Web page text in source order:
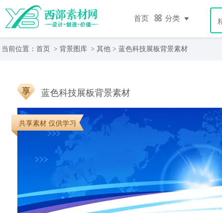
首页 分类
当前位置： 首页 > 背景图库 > 其他 > 蓝色科技展板背景素材
共享素材 仅供学习
蓝色科技展板背景素材